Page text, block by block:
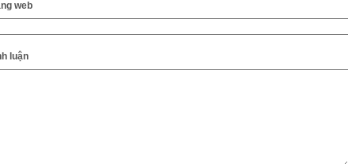
web
luận